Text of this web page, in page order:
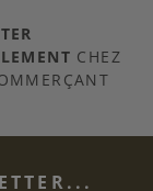
CHEZ